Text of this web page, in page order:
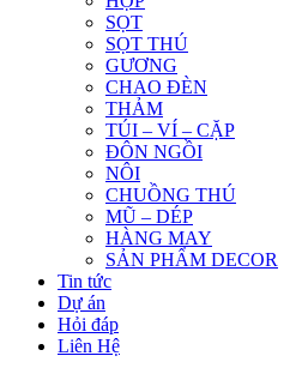
SỌT
SỌT THÚ
GƯƠNG
CHAO ĐÈN
THẢM
TÚI – VÍ – CẶP
ĐÔN NGỒI
NÔI
CHUỒNG THÚ
MŨ – DÉP
HÀNG MAY
SẢN PHẨM DECOR
Tin tức
Dự án
Hỏi đáp
Liên Hệ